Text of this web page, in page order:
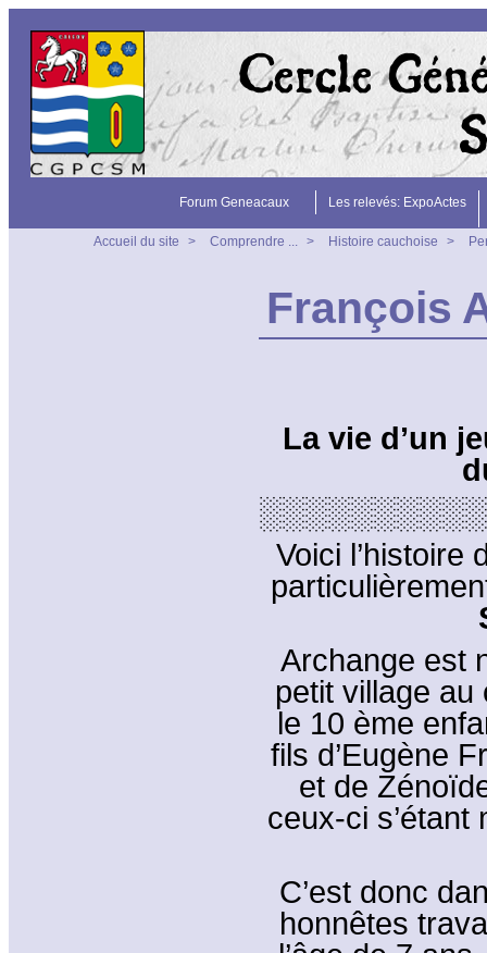
Forum Geneacaux Les relevés: ExpoActes
Accueil du site > Comprendre ... > Histoire cauchoise >
François
La vie d’un
Voici l’histoire
Archange est
petit village
le 10 ème
fils d’Eugène
et de
ceux-ci
C’est donc
honnêtes